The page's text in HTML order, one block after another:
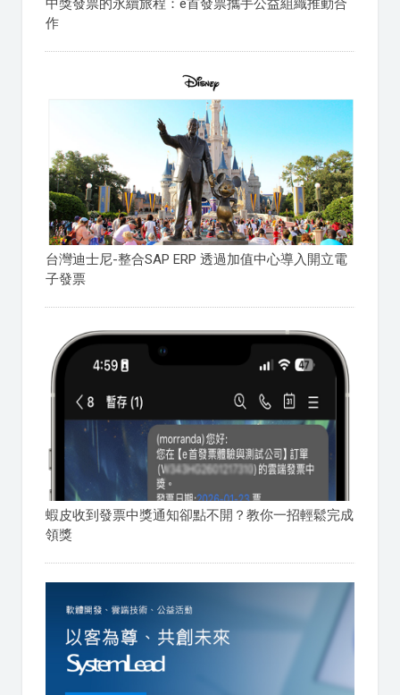
中獎發票的永續旅程：e首發票攜手公益組織推動合
作
台灣迪士尼-整合SAP ERP 透過加值中心導入開立電
子發票
蝦皮收到發票中獎通知卻點不開？教你一招輕鬆完成
領獎